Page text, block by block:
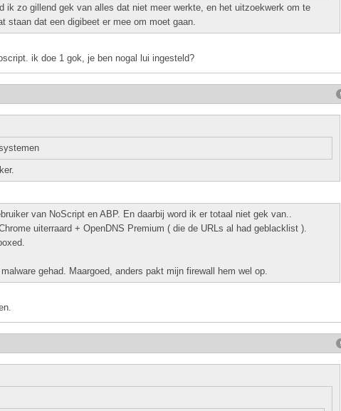
ik zo gillend gek van alles dat niet meer werkte, en het uitzoekwerk om te
staan dat een digibeet er mee om moet gaan.
ik doe 1 gok, je ben nogal lui ingesteld?
van NoScript en ABP. En daarbij word ik er totaal niet gek van..
uiterraard + OpenDNS Premium ( die de URLs al had geblacklist ).
gehad. Maargoed, anders pakt mijn firewall hem wel op.